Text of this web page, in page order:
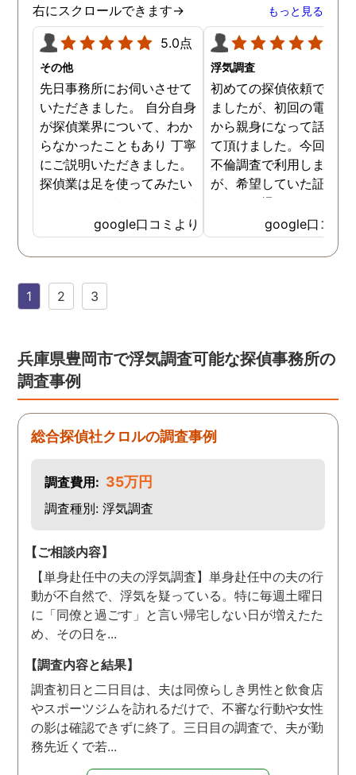
右にスクロールできます→ もっと見る
5.0点
その他
先日事務所にお伺いさせて
いただきました。 自分自身
が探偵業界について、わか
らなかったこともあり 丁寧
にご説明いただきました。
探偵業は足を使ってみたい
SNSなどの知識も豊富で、
色んな視点から対応されて
います。 他の口コミにもあ
金が安く明確で親身になっ
google口コミより
浮気調査
初めての探偵依頼で緊張
ましたが、初回の電話相
から親身になって話を聞
て頂けました。今回、夫
不倫調査で利用しました
が、希望していた証拠を
っかりと撮ってもらうこ
が出来ました。調査中も
動きがある度に細かく報
してくださり、安心しま
気を出して電話して良か
google口コミ
1 2 3
兵庫県豊岡市で浮気調査可能な探偵事務所の
調査事例
総合探偵社クロルの調査事例
調査費用: 35万円
調査種別: 浮気調査
【ご相談内容】
【単身赴任中の夫の浮気調査】単身赴任中の夫の行
動が不自然で、浮気を疑っている。特に毎週土曜日
に「同僚と過ごす」と言い帰宅しない日が増えたた
め、その日を...
【調査内容と結果】
調査初日と二日目は、夫は同僚らしき男性と飲食店
やスポーツジムを訪れるだけで、不審な行動や女性
の影は確認できずに終了。三日目の調査で、夫が勤
務先近くで若...